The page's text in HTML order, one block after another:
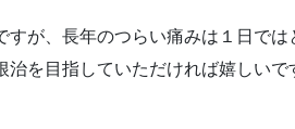
が、長年のつらい痛みは１日では
治を目指していただければ嬉しい